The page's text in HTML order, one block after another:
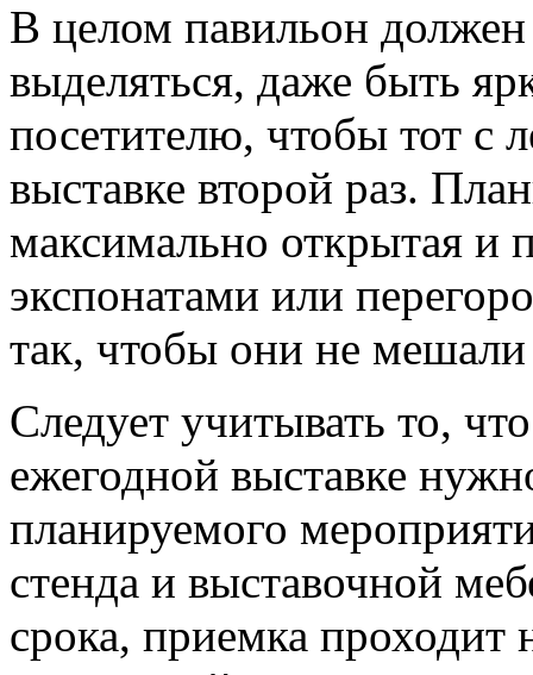
В целом павильон должен
выделяться, даже быть
посетителю, чтобы тот с
выставке второй раз.
максимально открытая и
экспонатами или
так, чтобы они не
Следует учитывать то,
ежегодной выставке
планируемого
стенда и выставочной
срока, приемка проходит